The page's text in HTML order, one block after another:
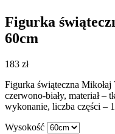
Figurka
60cm
183 zł
Figurka świąteczna
czerwono-biały, materiał –
wykonanie, liczba części – 1
Wysokość